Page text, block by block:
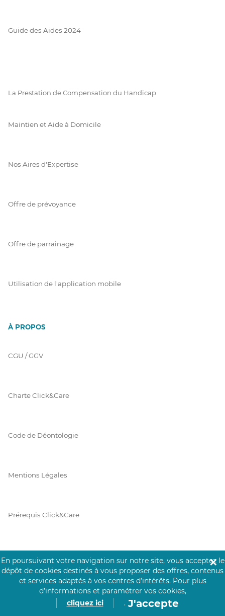
Guide des Aides 2024
La Prestation de Compensation du Handicap
Maintien et Aide à Domicile
Nos Aires d'Expertise
Offre de prévoyance
Offre de parrainage
Utilisation de l'application mobile
À PROPOS
CGU / GGV
Charte Click&Care
Code de Déontologie
Mentions Légales
Prérequis Click&Care
Vie Privée
En poursuivant votre navigation sur notre site, vous acceptez le
dépôt de cookies destinés à vous proposer des offres, contenus
et services adaptés à vos centres d’intérêts. Pour plus
d’informations et paramétrer vos cookies,
cliquez ici
. J'accepte
✕